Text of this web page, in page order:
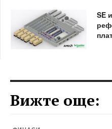
SE
Вижте още: